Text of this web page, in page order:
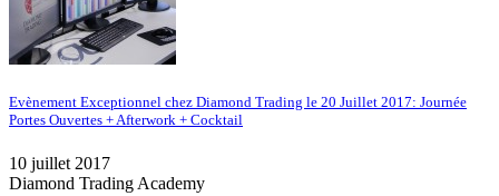
Evènement Exceptionnel chez Diamond Trading le 20 Juillet 2017: Journée
Portes Ouvertes + Afterwork + Cocktail
10 juillet 2017
Diamond Trading Academy